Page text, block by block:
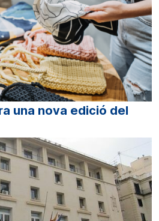
una nova edició del